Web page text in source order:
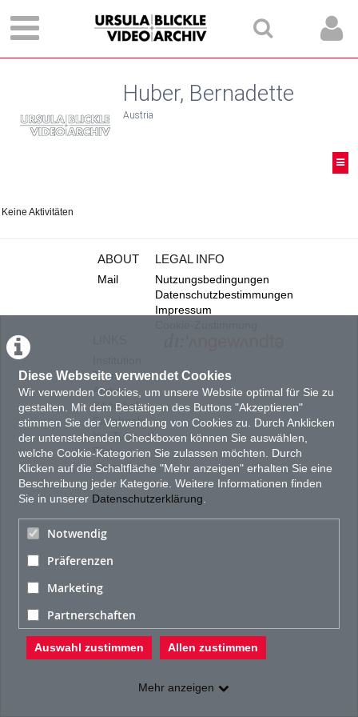
Diese Webseite verwendet Cookies
Wir verwenden Cookies, um unsere Website optimal für Sie zu
gestalten. Mit dem Bestätigen des Buttons "Akzeptieren"
stimmen Sie der Verwendung von Cookies zu. Durch Anklicken
der untenstehenden Checkboxen können Sie auswählen,
welche Cookie-Kategorien Sie zulassen möchten. Durch
Klicken auf die Schaltfläche "Mehr anzeigen" erhalten Sie eine
Beschreibung jeder Kategorie. Weitere Informationen finden
Sie in unserer Datenschutzerklärung
Notwendig
Präferenzen
Marketing
Partnerschaften
Auswahl zustimmen Allen zustimmen
Mehr anzeigen
Huber, Bernadette
Austria
Keine Aktivitäten
ABOUT
Mail
LEGAL INFO
Nutzungsbedingungen
Datenschutzbestimmungen
Impressum
Team
Archiv
Bibliothek
Facebook
YouTube
Flickr
Sitemap